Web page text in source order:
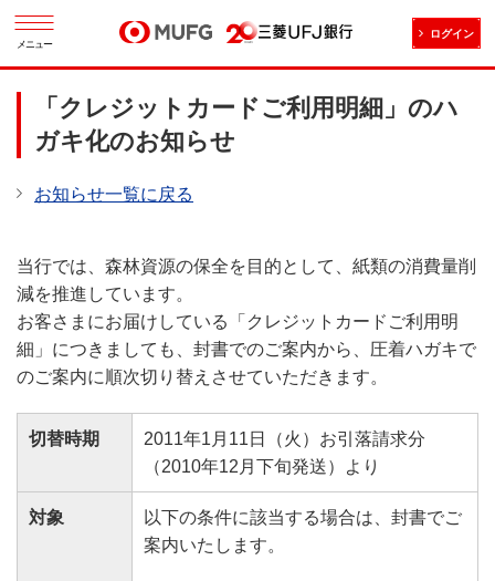
メニュー
ログイン
「クレジットカードご利用明細」のハ
ガキ化のお知らせ
お知らせ一覧に戻る
当行では、森林資源の保全を目的として、紙類の消費量削
減を推進しています。
お客さまにお届けしている「クレジットカードご利用明
細」につきましても、封書でのご案内から、圧着ハガキで
のご案内に順次切り替えさせていただきます。
切替時期
2011年1月11日（火）お引落請求分
（2010年12月下旬発送）より
対象
以下の条件に該当する場合は、封書でご
案内いたします。